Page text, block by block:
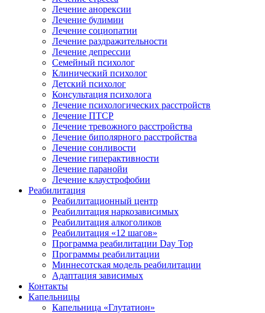
Лечение анорексии
Лечение булимии
Лечение социопатии
Лечение раздражительности
Лечение депрессии
Семейный психолог
Клинический психолог
Детский психолог
Консультация психолога
Лечение психологических расстройств
Лечение ПТСР
Лечение тревожного расстройства
Лечение биполярного расстройства
Лечение сонливости
Лечение гиперактивности
Лечение паранойи
Лечение клаустрофобии
Реабилитация
Реабилитационный центр
Реабилитация наркозависимых
Реабилитация алкоголиков
Реабилитация «12 шагов»
Программа реабилитации Day Top
Программы реабилитации
Миннесотская модель реабилитации
Адаптация зависимых
Контакты
Капельницы
Капельница «Глутатион»